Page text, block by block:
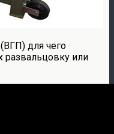
для чего
развальцовку или